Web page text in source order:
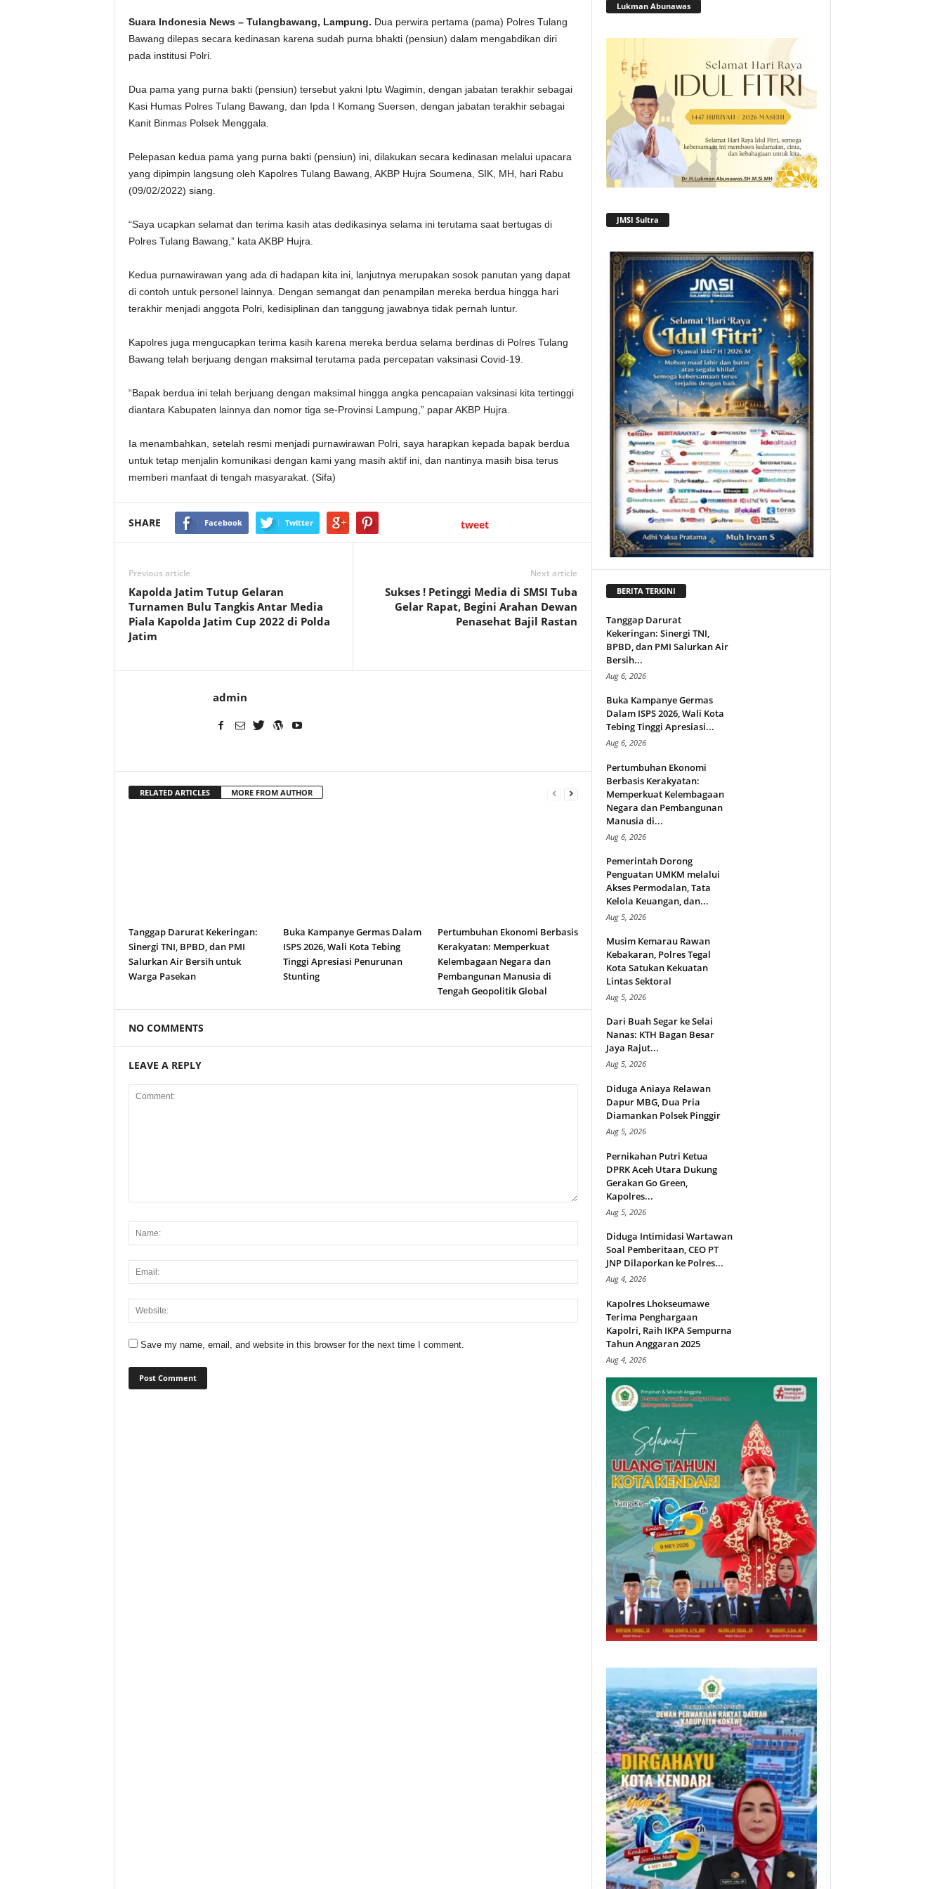
Suara Indonesia News – Tulangbawang, Lampung. Dua perwira pertama (pama) Polres Tulang
Bawang dilepas secara kedinasan karena sudah purna bhakti (pensiun) dalam mengabdikan diri
pada institusi Polri.
Dua pama yang purna bakti (pensiun) tersebut yakni Iptu Wagimin, dengan jabatan terakhir sebagai
Kasi Humas Polres Tulang Bawang, dan Ipda I Komang Suersen, dengan jabatan terakhir sebagai
Kanit Binmas Polsek Menggala.
Pelepasan kedua pama yang purna bakti (pensiun) ini, dilakukan secara kedinasan melalui upacara
yang dipimpin langsung oleh Kapolres Tulang Bawang, AKBP Hujra Soumena, SIK, MH, hari Rabu
(09/02/2022) siang.
“Saya ucapkan selamat dan terima kasih atas dedikasinya selama ini terutama saat bertugas di
Polres Tulang Bawang,” kata AKBP Hujra.
Kedua purnawirawan yang ada di hadapan kita ini, lanjutnya merupakan sosok panutan yang dapat
di contoh untuk personel lainnya. Dengan semangat dan penampilan mereka berdua hingga hari
terakhir menjadi anggota Polri, kedisiplinan dan tanggung jawabnya tidak pernah luntur.
Kapolres juga mengucapkan terima kasih karena mereka berdua selama berdinas di Polres Tulang
Bawang telah berjuang dengan maksimal terutama pada percepatan vaksinasi Covid-19.
“Bapak berdua ini telah berjuang dengan maksimal hingga angka pencapaian vaksinasi kita tertinggi
diantara Kabupaten lainnya dan nomor tiga se-Provinsi Lampung,” papar AKBP Hujra.
Ia menambahkan, setelah resmi menjadi purnawirawan Polri, saya harapkan kepada bapak berdua
untuk tetap menjalin komunikasi dengan kami yang masih aktif ini, dan nantinya masih bisa terus
memberi manfaat di tengah masyarakat. (Sifa)
SHARE Facebook Twitter tweet
Previous article
Kapolda Jatim Tutup Gelaran
Turnamen Bulu Tangkis Antar Media
Piala Kapolda Jatim Cup 2022 di Polda
Jatim
Next article
Sukses ! Petinggi Media di SMSI Tuba
Gelar Rapat, Begini Arahan Dewan
Penasehat Bajil Rastan
admin
RELATED ARTICLES MORE FROM AUTHOR
Tanggap Darurat Kekeringan:
Sinergi TNI, BPBD, dan PMI
Salurkan Air Bersih untuk
Warga Pasekan
Buka Kampanye Germas Dalam
ISPS 2026, Wali Kota Tebing
Tinggi Apresiasi Penurunan
Stunting
Pertumbuhan Ekonomi Berbasis
Kerakyatan: Memperkuat
Kelembagaan Negara dan
Pembangunan Manusia di
Tengah Geopolitik Global
NO COMMENTS
LEAVE A REPLY
Save my name, email, and website in this browser for the next time I comment.
Lukman Abunawas
JMSI Sultra
BERITA TERKINI
Tanggap Darurat
Kekeringan: Sinergi TNI,
BPBD, dan PMI Salurkan Air
Bersih...
Aug 6, 2026
Buka Kampanye Germas
Dalam ISPS 2026, Wali Kota
Tebing Tinggi Apresiasi...
Aug 6, 2026
Pertumbuhan Ekonomi
Berbasis Kerakyatan:
Memperkuat Kelembagaan
Negara dan Pembangunan
Manusia di...
Aug 6, 2026
Pemerintah Dorong
Penguatan UMKM melalui
Akses Permodalan, Tata
Kelola Keuangan, dan...
Aug 5, 2026
Musim Kemarau Rawan
Kebakaran, Polres Tegal
Kota Satukan Kekuatan
Lintas Sektoral
Aug 5, 2026
Dari Buah Segar ke Selai
Nanas: KTH Bagan Besar
Jaya Rajut...
Aug 5, 2026
Diduga Aniaya Relawan
Dapur MBG, Dua Pria
Diamankan Polsek Pinggir
Aug 5, 2026
Pernikahan Putri Ketua
DPRK Aceh Utara Dukung
Gerakan Go Green,
Kapolres...
Aug 5, 2026
Diduga Intimidasi Wartawan
Soal Pemberitaan, CEO PT
JNP Dilaporkan ke Polres...
Aug 4, 2026
Kapolres Lhokseumawe
Terima Penghargaan
Kapolri, Raih IKPA Sempurna
Tahun Anggaran 2025
Aug 4, 2026